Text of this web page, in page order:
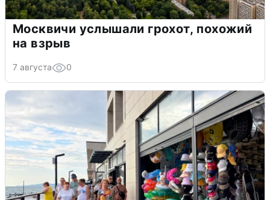
Москвичи услышали грохот, похожий
на взрыв
7 августа 0